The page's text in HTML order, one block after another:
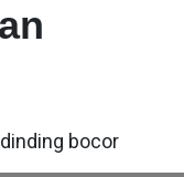
bocor